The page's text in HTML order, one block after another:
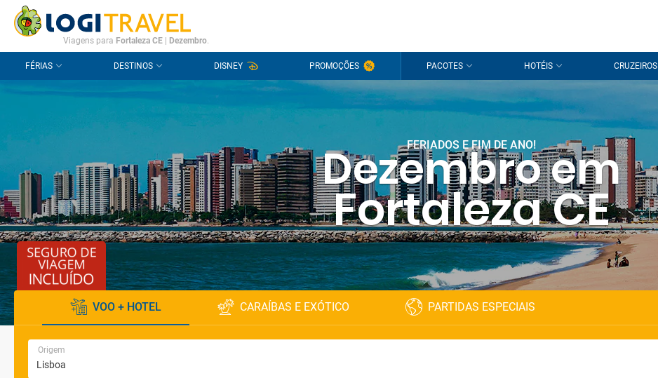
CONTACTO PERGUNTAS FREQUENTES
Viagens para Fortaleza CE Dezembro.
FÉRIAS DESTINOS DISNEY PROMOÇÕES PACOTES HOTÉIS CRUZEIROS
FERIADOS E FIM DE ANO!
Dezembro em
Fortaleza CE
VOO + HOTEL CARAÍBAS E EXÓTICO PARTIDAS ESPECIAIS
Origem